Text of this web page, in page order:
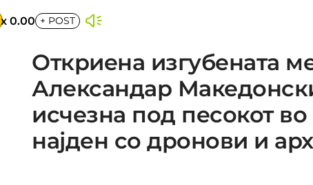
x 0.00 + POST
Откриена изгубената
Александар
исчезна под песокот
најден со дронови и